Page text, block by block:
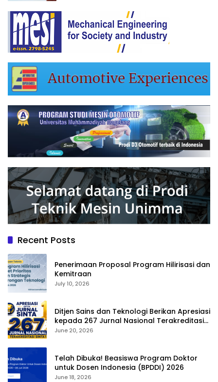
Recent Posts
Penerimaan Proposal Program Hilirisasi dan
Kemitraan
July 10, 2026
Ditjen Sains dan Teknologi Berikan Apresiasi
kepada 267 Jurnal Nasional Terakreditasi
SINTA 1
June 20, 2026
Telah Dibuka! Beasiswa Program Doktor
untuk Dosen Indonesia (BPDDI) 2026
June 18, 2026